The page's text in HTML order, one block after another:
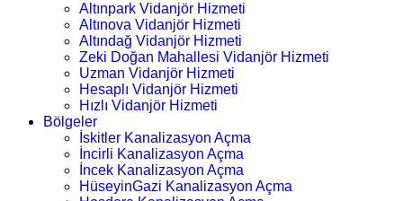
Altınpark Vidanjör Hizmeti
Altınova Vidanjör Hizmeti
Altındağ Vidanjör Hizmeti
Zeki Doğan Mahallesi Vidanjör Hizmeti
Uzman Vidanjör Hizmeti
Hesaplı Vidanjör Hizmeti
Hızlı Vidanjör Hizmeti
Bölgeler
İskitler Kanalizasyon Açma
İncirli Kanalizasyon Açma
İncek Kanalizasyon Açma
HüseyinGazi Kanalizasyon Açma